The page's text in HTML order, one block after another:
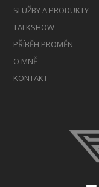
SLUŽBY A PRODUKTY
TALKSHOW
PŘÍBĚH PROMĚN
O MNĚ
KONTAKT